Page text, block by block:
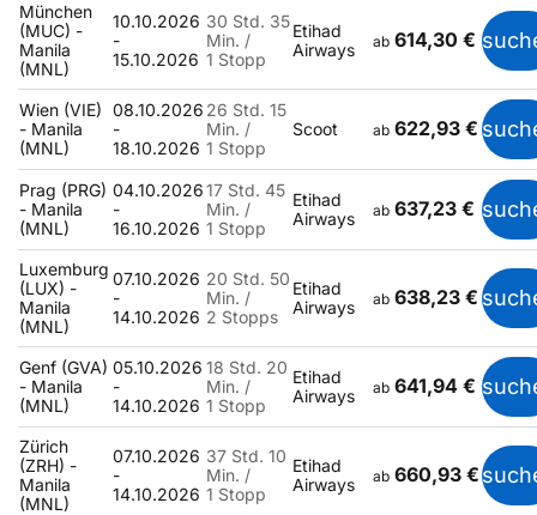
München
(MUC) -
Manila
(MNL)
10.10.2026
-
15.10.2026
30 Std. 35
Min. /
1 Stopp
Etihad
Airways
ab 614,30 €
Wien (VIE)
- Manila
(MNL)
08.10.2026
-
18.10.2026
26 Std. 15
Min. /
1 Stopp
Scoot ab 622,93 €
Prag (PRG)
- Manila
(MNL)
04.10.2026
-
16.10.2026
17 Std. 45
Min. /
1 Stopp
Etihad
Airways
ab 637,23 €
Luxemburg
(LUX) -
Manila
(MNL)
07.10.2026
-
14.10.2026
20 Std. 50
Min. /
2 Stopps
Etihad
Airways
ab 638,23 €
Genf (GVA)
- Manila
(MNL)
05.10.2026
-
14.10.2026
18 Std. 20
Min. /
1 Stopp
Etihad
Airways
ab 641,94 €
Zürich
(ZRH) -
Manila
(MNL)
07.10.2026
-
14.10.2026
37 Std. 10
Min. /
1 Stopp
Etihad
Airways
ab 660,93 €